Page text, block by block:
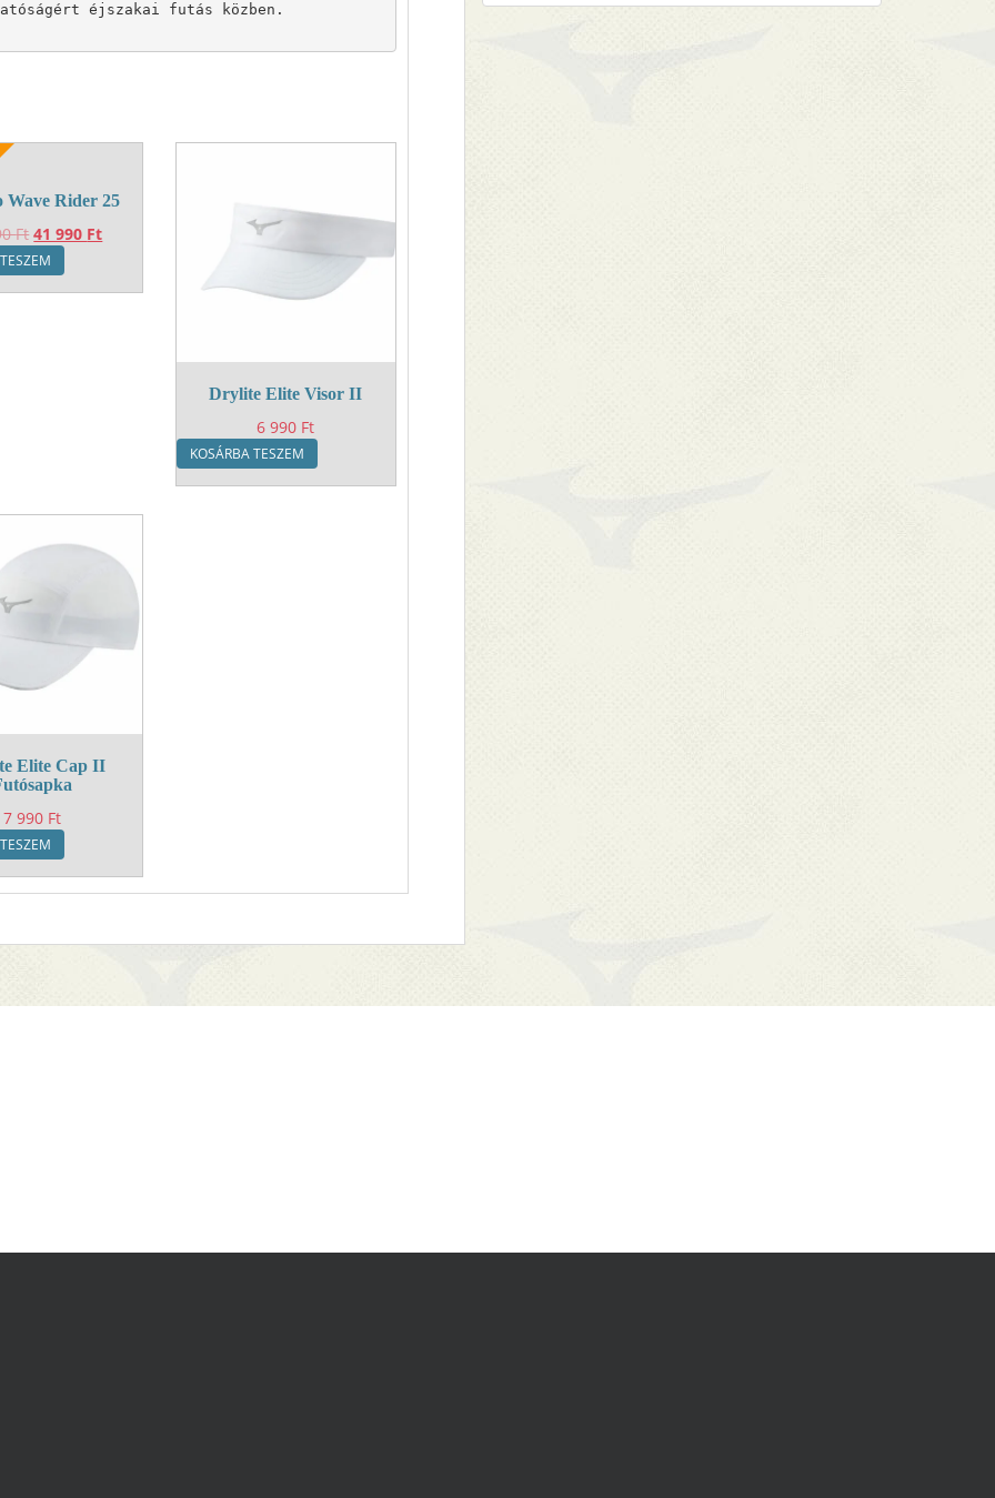
éjszakai futás közben.
Wave Rider 25
Ft Original
price
41 990 FtCurrent
Drylite Elite Visor II
6 990 Ft
KOSÁRBA TESZEM
Elite Cap II
7 990 Ft